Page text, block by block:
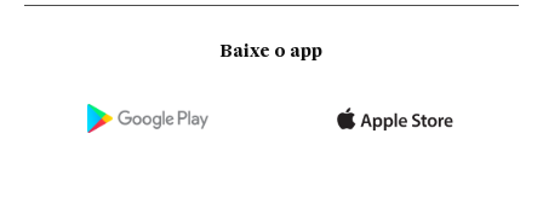
Baixe o app